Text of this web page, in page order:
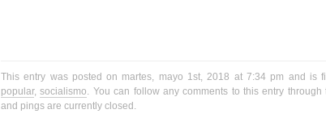
This entry was posted on martes, mayo 1st, 2018 at 7:34 pm and is
popular,socialismo . You can follow any comments to this entry through
and pings are currently closed.